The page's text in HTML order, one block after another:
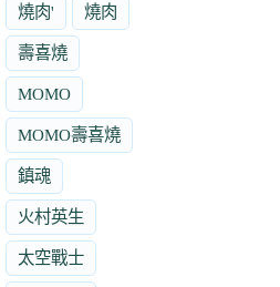
燒肉' 燒肉
壽喜燒
MOMO
MOMO壽喜燒
鎮魂
火村英生
太空戰士